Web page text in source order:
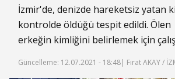
İzmir'de, denizde hareketsiz yatan
kontrolde öldüğü tespit edildi. Ölen
erkeğin kimliğini belirlemek için
Güncelleme: 12.07.2021 - 18:48| Fırat AKAY /